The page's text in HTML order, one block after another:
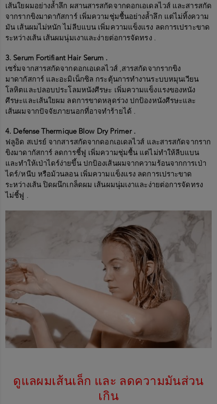
เส้นใยผมอย่างล้ำลึก ผสานสารสกัดจากดอกเอเดลไวส์ และสารสกัด
จากรากขิงมาดากัสการ์ เพิ่มความชุ่มชื้นอย่างล้ำลึก แต่ไม่ทิ้งความ
มัน เส้นผมไม่หนัก ไม่ลีบแบน เพิ่มความแข็งแรง ลดการเปราะขาด
ระหว่างเส้น เส้นผมนุ่มเงาและง่ายต่อการจัดทรง .
3. Serum Fortifiant Hair Serum .
เซรั่มจากสารสกัดจากดอกเอเดลไวส์ ,สารสกัดจากรากขิง
มาดากัสการ์ และอะมิเน็กซิล กระตุ้นการทำงานระบบหมุนเวียน
โลหิตและปลอบประโลมหนังศีรษะ เพิ่มความแข็งแรงของหนัง
ศีรษะและเส้นใยผม ลดการขาดหลุดร่วง ปกป้องหนังศีรษะและ
เส้นผมจากปัจจัยภายนอกที่อาจทำร้ายได้ .
4. Defense Thermique Blow Dry Primer .
ฟลูอิด สเปรย์ จากสารสกัดจากดอกเอเดลไวส์ และสารสกัดจากราก
ขิงมาดากัสการ์ ลดการชี้ฟู เพิ่มความชุ่มชื้น แต่ไม่ทำให้ลีบแบน
และทำให้เป่าไดร์ง่ายขึ้น ปกป้องเส้นผมจากความร้อนจากการเป่า
ไดร์/หนีบ หรือม้วนลอน เพิ่มความแข็งแรง ลดการเปราะขาด
ระหว่างเส้น ปิดผนึกเกล็ดผม เส้นผมนุ่มเงาและง่ายต่อการจัดทรง
ไม่ชี้ฟู .
ดูแลผมเส้นเล็ก และ ลดความมันส่วน
เกิน